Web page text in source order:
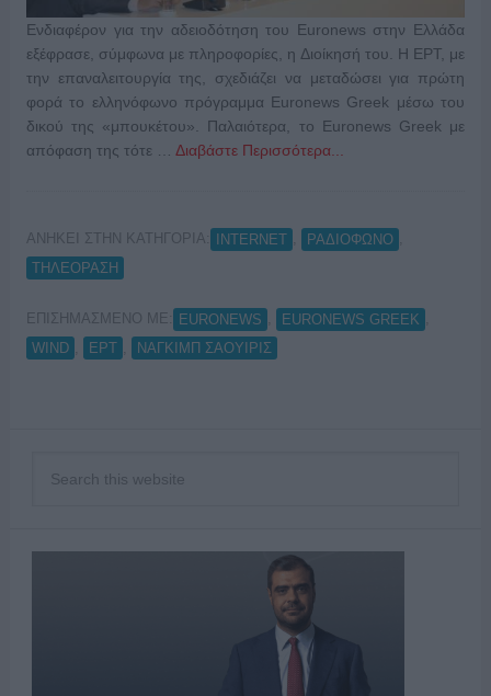
Ενδιαφέρον για την αδειοδότηση του Euronews στην Ελλάδα
εξέφρασε, σύμφωνα με πληροφορίες, η Διοίκησή του. Η ΕΡΤ, με
την επαναλειτουργία της, σχεδιάζει να μεταδώσει για πρώτη
φορά το ελληνόφωνο πρόγραμμα Euronews Greek μέσω του
δικού της «μπουκέτου». Παλαιότερα, το Euronews Greek με
απόφαση της τότε … Διαβάστε Περισσότερα...
ΑΝΗΚΕΙ ΣΤΗΝ ΚΑΤΗΓΟΡΙΑ: INTERNET ΡΑΔΙΟΦΩΝΟ
ΤΗΛΕΟΡΑΣΗ
ΕΠΙΣΗΜΑΣΜΕΝΟ ΜΕ: EURONEWS EURONEWS GREEK
WIND
ΕΡΤ ΝΑΓΚΙΜΠ ΣΑΟΥΙΡΙΣ